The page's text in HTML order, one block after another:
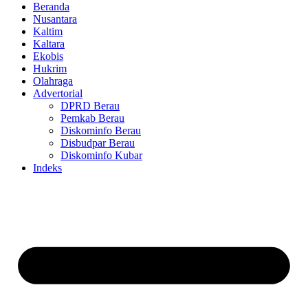
Beranda
Nusantara
Kaltim
Kaltara
Ekobis
Hukrim
Olahraga
Advertorial
DPRD Berau
Pemkab Berau
Diskominfo Berau
Disbudpar Berau
Diskominfo Kubar
Indeks